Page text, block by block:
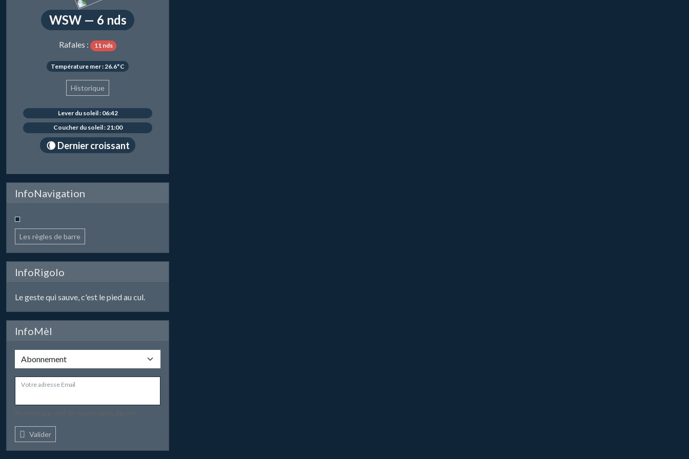
WSW — 6 nds
Rafales : 11 nds
Température mer : 26.6°C
Historique
Lever du soleil : 06:42
Coucher du soleil : 21:00
🌘 Dernier croissant
InfoNavigation
Les règles de barre
InfoRigolo
Le geste qui sauve, c'est le pied au cul.
InfoMèl
Votre adresse Email
Valider